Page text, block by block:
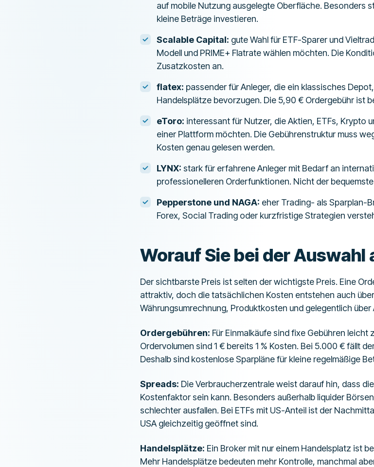
auf mobile Nutzung ausgelegte Oberfläche. Besonders
kleine Beträge investieren.
Scalable Capital: gute Wahl für ETF-Sparer und
Modell und PRIME+ Flatrate wählen möchten. Die
Zusatzkosten an.
flatex: passender für Anleger, die ein klassisches
Handelsplätze bevorzugen. Die 5,90 € Ordergebühr ist
eToro: interessant für Nutzer, die Aktien, ETFs, Krypto
einer Plattform möchten. Die Gebührenstruktur muss
Kosten genau gelesen werden.
LYNX: stark für erfahrene Anleger mit Bedarf an
professionelleren Orderfunktionen. Nicht der
Pepperstone und NAGA: eher Trading- als Sparplan-
Forex, Social Trading oder kurzfristige Strategien
Worauf Sie bei der
Der sichtbarste Preis ist selten der wichtigste Preis. Eine
attraktiv, doch die tatsächlichen Kosten entstehen auch
Währungsumrechnung, Produktkosten und gelegentlich über
Ordergebühren: Für Einmalkäufe sind fixe Gebühren leicht
Ordervolumen sind 1 € bereits 1 % Kosten. Bei 5.000 € fällt
Deshalb sind kostenlose Sparpläne für kleine regelmäßige
Spreads: Die Verbraucherzentrale weist darauf hin, dass
Kostenfaktor sein kann. Besonders außerhalb liquider
schlechter ausfallen. Bei ETFs mit US-Anteil ist der
USA gleichzeitig geöffnet sind.
Handelsplätze: Ein Broker mit nur einem Handelsplatz ist
Mehr Handelsplätze bedeuten mehr Kontrolle, manchmal